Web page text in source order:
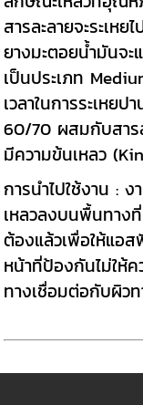
สารละลายจะระเห
ยางมะตอยน้ำมันจะ
เป็นประเภท
เวลาในการระเหย
60/70 ผสมกับสาร
มีความข้นเหลว
การนำไปใช้งาน :
เหลวลงบนพื้นทาง
ต้องแล้วเพื่อให้แอ
หน้าที่ป้องกันไม่ให้
ทางเชื่อมต่อกับผิว